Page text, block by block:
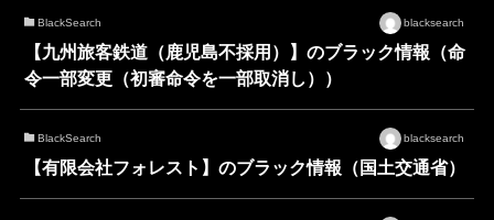
BlackSearch blacksearch
【九州旅客鉄道（鹿児島不採用）】のブラック情報（命
令一部変更（初審命令を一部取消し））
BlackSearch blacksearch
【有限会社フォレスト】のブラック情報（国土交通省）